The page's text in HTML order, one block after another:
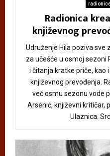
Radionica
književnog
Udruženje Hila poziva sve
za učešće u osmoj sezoni
i čitanja kratke priče, kao
književnog prevođenja.
već osmu sezonu vode
Arsenić, književni kritičar,
Ulaznica.